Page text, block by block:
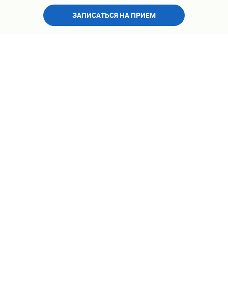
ЗАПИСАТЬСЯ НА ПРИЕМ